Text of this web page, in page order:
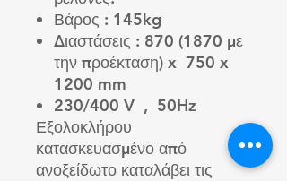
Βάρος : 145kg
Διαστάσεις : 870 (1870 με
την προέκταση) x 750 x
1200 mm
230/400 V , 50Hz
Εξολοκλήρου
κατασκευασμένο από
ανοξείδωτο καταλάβει τις